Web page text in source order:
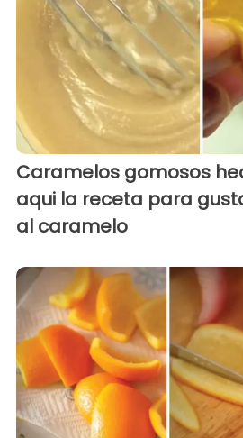
Caramelos gomosos
aqui la receta para
al caramelo